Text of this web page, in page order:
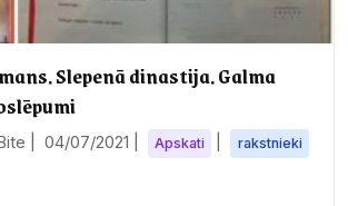
Slepenā dinastija. Galma
| 04/07/2021 Apskati
rakstnieki